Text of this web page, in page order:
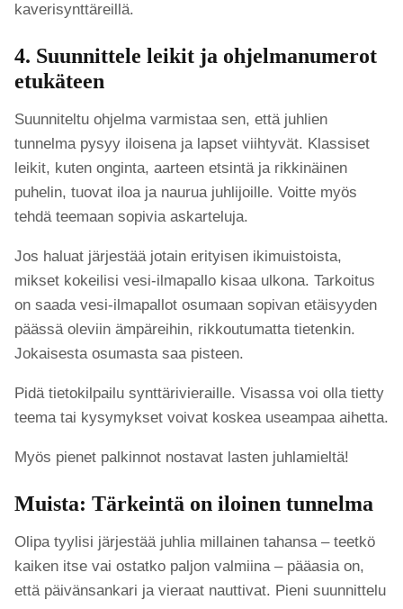
kaverisynttäreillä.
4. Suunnittele leikit ja ohjelmanumerot
etukäteen
Suunniteltu ohjelma varmistaa sen, että juhlien
tunnelma pysyy iloisena ja lapset viihtyvät. Klassiset
leikit, kuten onginta, aarteen etsintä ja rikkinäinen
puhelin, tuovat iloa ja naurua juhlijoille. Voitte myös
tehdä teemaan sopivia askarteluja.
Jos haluat järjestää jotain erityisen ikimuistoista,
mikset kokeilisi vesi-ilmapallo kisaa ulkona. Tarkoitus
on saada vesi-ilmapallot osumaan sopivan etäisyyden
päässä oleviin ämpäreihin, rikkoutumatta tietenkin.
Jokaisesta osumasta saa pisteen.
Pidä tietokilpailu synttärivieraille. Visassa voi olla tietty
teema tai kysymykset voivat koskea useampaa aihetta.
Myös pienet palkinnot nostavat lasten juhlamieltä!
Muista: Tärkeintä on iloinen tunnelma
Olipa tyylisi järjestää juhlia millainen tahansa – teetkö
kaiken itse vai ostatko paljon valmiina – pääasia on,
että päivänsankari ja vieraat nauttivat. Pieni suunnittelu